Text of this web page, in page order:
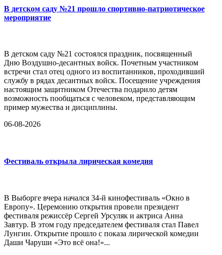
В детском саду №21 прошло спортивно-патриотическое
мероприятие
В детском саду №21 состоялся праздник, посвященный
Дню Воздушно-десантных войск. Почетным участником
встречи стал отец одного из воспитанников, проходивший
службу в рядах десантных войск. Посещение учреждения
настоящим защитником Отечества подарило детям
возможность пообщаться с человеком, представляющим
пример мужества и дисциплины.
06-08-2026
Фестиваль открыла лирическая комедия
В Выборге вчера начался 34-й кинофестиваль «Окно в
Европу». Церемонию открытия провели президент
фестиваля режиссёр Сергей Урсуляк и актриса Анна
Завтур. В этом году председателем фестиваля стал Павел
Лунгин. Открытие прошло с показа лирической комедии
Даши Чаруши «Это всё она!»...